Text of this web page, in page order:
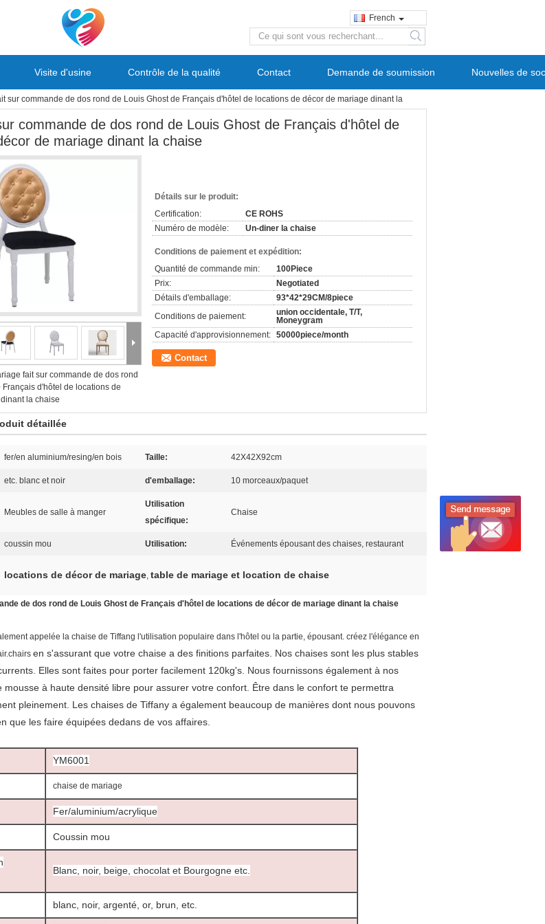
French
search
Visite d'usine Contrôle de la qualité Contact Demande de soumission Nouvelles de
sur commande de dos rond de Louis Ghost de Français d'hôtel de locations de décor de mariage dinant la
commande de dos rond de Louis Ghost de Français d'hôtel de
de mariage dinant la chaise
fait sur commande de dos rond
d'hôtel de locations de
la chaise
Détails sur le produit:
Certification:
CE ROHS
Numéro de modèle:
Un-diner la chaise
Conditions de paiement et expédition:
Quantité de commande min:
100Piece
Prix:
Negotiated
Détails d'emballage:
93*42*29CM/8piece
Conditions de paiement:
union occidentale, T/T,
Moneygram
Capacité d'approvisionnement: 50000piece/month
Contact
détaillée
fer/en aluminium/resing/en bois Taille: 42X42X92cm
etc. blanc et noir d'emballage: 10 morceaux/paquet
Meubles de salle à manger
Utilisation
spécifique:
Chaise
coussin mou Utilisation: Événements épousant des chaises, restaurant
locations de décor de mariage, table de mariage et location de chaise
de dos rond de Louis Ghost de Français d'hôtel de locations de décor de mariage dinant la chaise
appelée la chaise de Tiffang l'utilisation populaire dans l'hôtel ou la partie, épousant. créez l'élégance en
en s'assurant que votre chaise a des finitions parfaites. Nos chaises sont les plus stables
Elles sont faites pour porter facilement 120kg's. Nous fournissons également à nos
mousse à haute densité libre pour assurer votre confort. Être dans le confort te permettra
pleinement. Les chaises de Tiffany a également beaucoup de manières dont nous pouvons
que les faire équipées dedans de vos affaires.
YM6001
chaise de mariage
Fer/aluminium/acrylique
Coussin mou
Blanc, noir, beige, chocolat et Bourgogne etc.
blanc, noir, argenté, or, brun, etc.